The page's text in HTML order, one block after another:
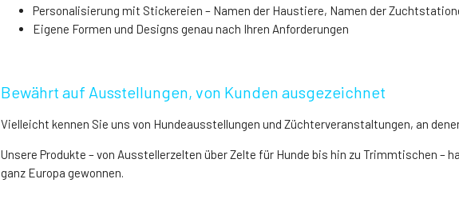
Personalisierung mit Stickereien – Namen der Haustiere, Namen der
Eigene Formen und Designs genau nach Ihren Anforderungen
Bewährt auf Ausstellungen, von Kunden ausgezeichnet
Vielleicht kennen Sie uns von Hundeausstellungen und Züchterveranstaltungen, an
Unsere Produkte – von Ausstellerzelten über Zelte für Hunde bis hin zu Trimmtischen –
ganz Europa gewonnen.